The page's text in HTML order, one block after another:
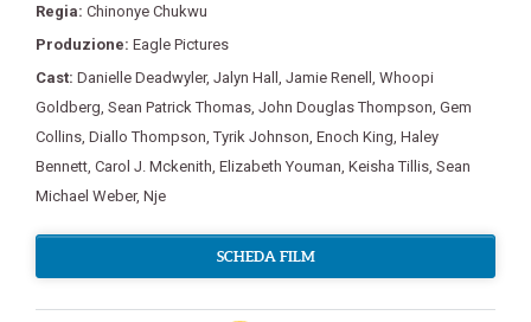
Regia: Chinonye Chukwu
Produzione: Eagle Pictures
Cast: Danielle Deadwyler, Jalyn Hall Jamie Renell
Whoopi
Goldberg Sean Patrick Thomas John Douglas Thompson Gem
Collins Diallo Thompson ,Tyrik Johnson Enoch King Haley
Bennett Carol J. Mckenith Elizabeth Youman Keisha Tillis Sean
Michael Weber, Nje
SCHEDA FILM